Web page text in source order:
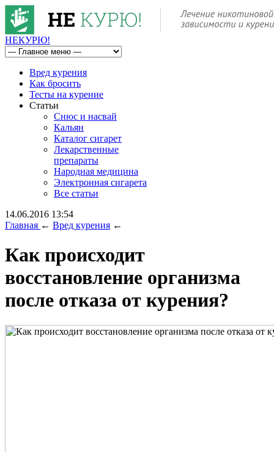
НЕКУРЮ!
Вред курения
Как бросить
Тесты на курение
Статьи
Снюс и насвай
Кальян
Каталог сигарет
Лекарственные
препараты
Народная медицина
Электронная сигарета
Все статьи
14.06.2016 13:54
Главная ← Вред курения ←
Как происходит
восстановление организма
после отказа от курения?